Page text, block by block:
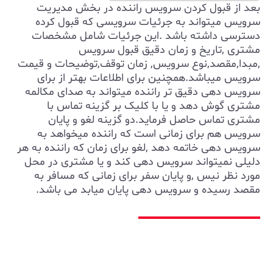
بعد از قبول کردن سرویس راننده در بخش مدیریت
سرویس میتواند به جرئیات سرویسی که قبول کرده
دسترسی داشته باشد .این جرئیات شامل مشخصات
مشتری ,تاریخ و زمان دقیق قبول سرویس
,مبدا,مقصد,نوع سرویس, زمان توقف,توضیحات و قیمت
سرویس میباشد.همچنین برای اطلاعات بهتر از برای
سرویس دهی دقیق تر راننده میتواند به صدای مکالمه
مشتری گوش دهد و یا با کلیک بر گزینه تماس با
مشتری تماس حاصل فرماید.دو گزینه لغو و پایان
سرویس هم برای زمانی است که راننده میخواهد به
سرویس دهی خاتمه دهد ,لغو برای زمان که راننده به هر
دلیلی نمیتواند سرویس دهی کند و یا مشتری در محل
مورد نظر نیس ,و پایان سفر برای زمانی که مسافر به
مقصد رسیده و سرویس دهی پایان میابد می باشد.